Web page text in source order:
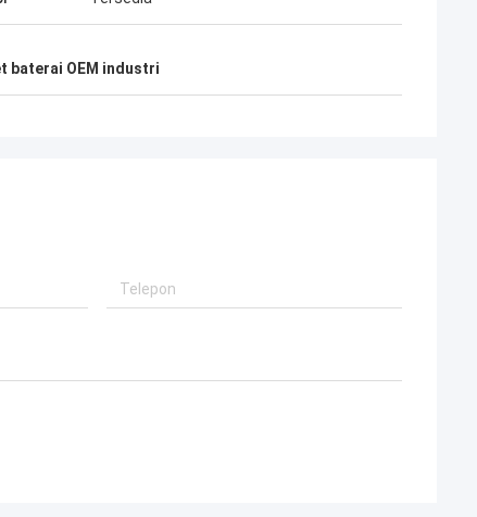
baterai OEM industri